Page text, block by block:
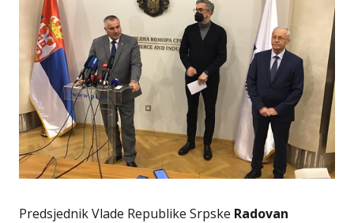
Predsjednik Vlade Republike Srpske Radovan